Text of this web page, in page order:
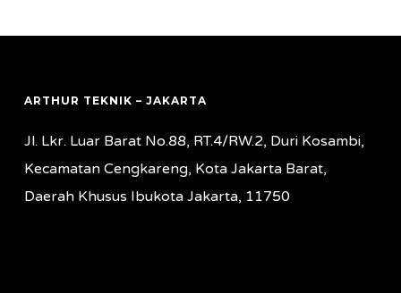
ARTHUR TEKNIK – JAKARTA
Jl. Lkr. Luar Barat No.88, RT.4/RW.2, Duri Kosambi,
Kecamatan Cengkareng, Kota Jakarta Barat,
Daerah Khusus Ibukota Jakarta, 11750